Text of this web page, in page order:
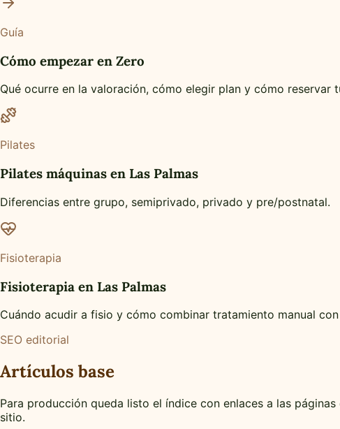
Guía
Cómo empezar en Zero
Qué ocurre en la valoración, cómo elegir plan y cómo reservar
Pilates
Pilates máquinas en Las Palmas
Diferencias entre grupo, semiprivado, privado y pre/postnatal.
Fisioterapia
Fisioterapia en Las Palmas
Cuándo acudir a fisio y cómo combinar tratamiento manual
SEO editorial
Artículos base
Para producción queda listo el índice con enlaces a las
sitio.